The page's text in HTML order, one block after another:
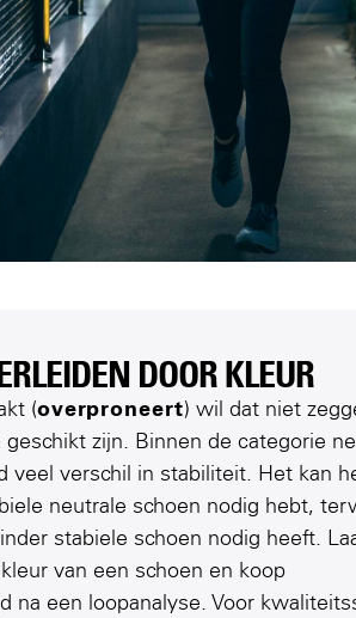
DOOR KLEUR​
(overproneert) wil dat niet
zijn. Binnen de categorie
veel verschil in stabiliteit. Het kan
neutrale schoen nodig hebt,
stabiele schoen nodig heeft.
van een schoen en koop
na een loopanalyse. Voor